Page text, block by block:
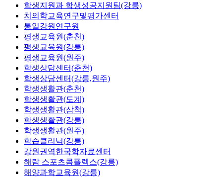
학생지원과 학생성공지원팀(강릉)
치의학교육연구및평가센터
통일강원연구원
평생교육원(춘천)
평생교육원(강릉)
평생교육원(원주)
학생상담센터(춘천)
학생상담센터(강릉,원주)
학생생활관(춘천)
학생생활관(도계)
학생생활관(삼척)
학생생활관(강릉)
학생생활관(원주)
학습클리닉(강릉)
강원권역한국학자료센터
해람 스포츠콤플렉스(강릉)
해양과학교육원(강릉)